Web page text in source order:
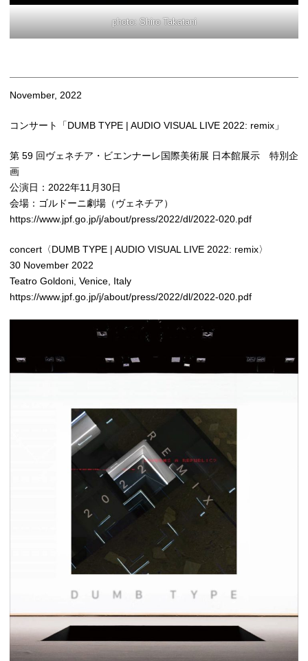
photo: Shiro Takatani
November, 2022
コンサート「DUMB TYPE | AUDIO VISUAL LIVE 2022: remix」
第 59 回ヴェネチア・ビエンナーレ国際美術展 日本館展示 特別企
画
公演日：2022年11月30日
会場：ゴルドーニ劇場（ヴェネチア）
https://www.jpf.go.jp/j/about/press/2022/dl/2022-020.pdf
concert〈DUMB TYPE | AUDIO VISUAL LIVE 2022: remix〉
30 November 2022
Teatro Goldoni, Venice, Italy
https://www.jpf.go.jp/j/about/press/2022/dl/2022-020.pdf